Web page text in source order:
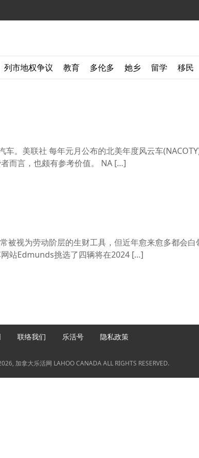
列市地权争议 教育 多伦多 她乡 留学 移民
。美联社 每年元月公布的北美年度风云车
而言，也颇有参考价值。 NA […]
被视为劳动阶层的生财工具，但近年愈来愈多都会白
站Edmunds挑选了四辆将在2024 […]
联络我们 乐活号 隐私政策
加拿大乐活网 LAHOO CANADA ALL RIGHTS RESERVED.